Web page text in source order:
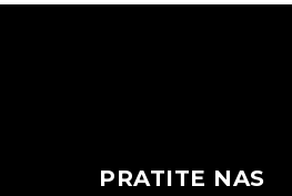
PRATITE NAS